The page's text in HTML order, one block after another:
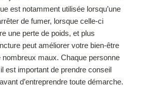
est notamment utilisée lorsqu’une
de fumer, lorsque celle-ci
une perte de poids, et plus
peut améliorer votre bien-être
maux. Chaque personne
est important de prendre conseil
d’entreprendre toute démarche.